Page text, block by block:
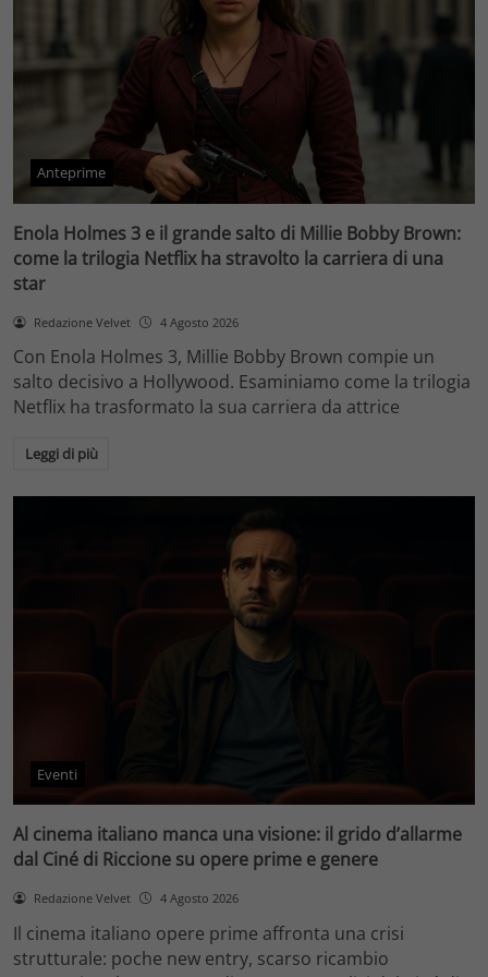
Anteprime
Enola Holmes 3 e il grande salto di Millie Bobby Brown:
come la trilogia Netflix ha stravolto la carriera di una
star
Redazione Velvet 4 Agosto 2026
Con Enola Holmes 3, Millie Bobby Brown compie un
salto decisivo a Hollywood. Esaminiamo come la trilogia
Netflix ha trasformato la sua carriera da attrice
Leggi di più
Eventi
Al cinema italiano manca una visione: il grido d’allarme
dal Ciné di Riccione su opere prime e genere
Redazione Velvet 4 Agosto 2026
Il cinema italiano opere prime affronta una crisi
strutturale: poche new entry, scarso ricambio